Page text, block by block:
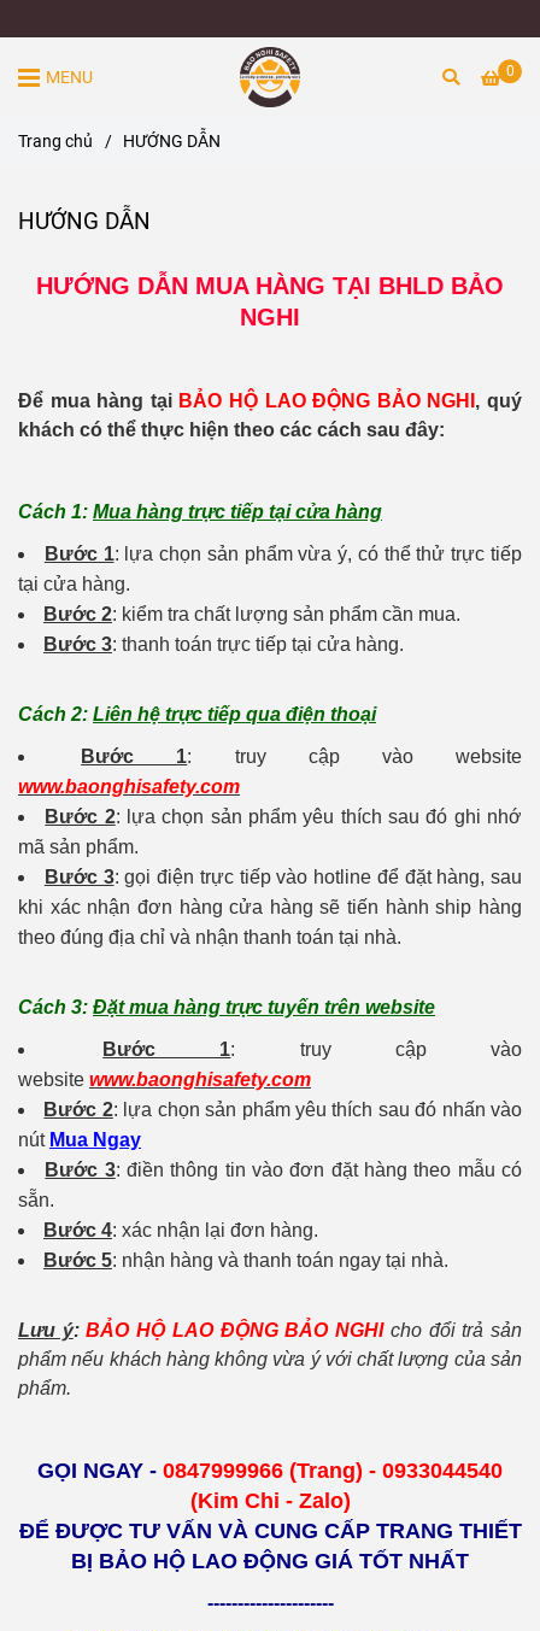
0
MENU
Trang chủ / HƯỚNG DẪN
HƯỚNG DẪN
HƯỚNG DẪN MUA HÀNG TẠI BHLD BẢO
NGHI
Để mua hàng tại BẢO HỘ LAO ĐỘNG BẢO NGHI , quý
khách có thể thực hiện theo các cách sau đây:
Cách 1: Mua hàng trực tiếp tại cửa hàng
Bước 1: lựa chọn sản phẩm vừa ý, có thể thử trực tiếp
tại cửa hàng.
Bước 2: kiểm tra chất lượng sản phẩm cần mua.
Bước 3: thanh toán trực tiếp tại cửa hàng.
Cách 2: Liên hệ trực tiếp qua điện thoại
Bước 1: truy cập vào website
www.baonghisafety.com
Bước 2: lựa chọn sản phẩm yêu thích sau đó ghi nhớ
mã sản phẩm.
Bước 3: gọi điện trực tiếp vào hotline để đặt hàng, sau
khi xác nhận đơn hàng cửa hàng sẽ tiến hành ship hàng
theo đúng địa chỉ và nhận thanh toán tại nhà.
Cách 3: Đặt mua hàng trực tuyến trên website
Bước 1: truy cập vào
website www.baonghisafety.com
Bước 2: lựa chọn sản phẩm yêu thích sau đó nhấn vào
nút Mua Ngay
Bước 3: điền thông tin vào đơn đặt hàng theo mẫu có
sẵn.
Bước 4: xác nhận lại đơn hàng.
Bước 5: nhận hàng và thanh toán ngay tại nhà.
Lưu ý: BẢO HỘ LAO ĐỘNG BẢO NGHI cho đổi trả sản
phẩm nếu khách hàng không vừa ý với chất lượng của sản
phẩm.
GỌI NGAY - 0847999966 (Trang) - 0933044540
(Kim Chi - Zalo)
ĐỂ ĐƯỢC TƯ VẤN VÀ CUNG CẤP TRANG THIẾT
BỊ BẢO HỘ LAO ĐỘNG GIÁ TỐT NHẤT
---------------------